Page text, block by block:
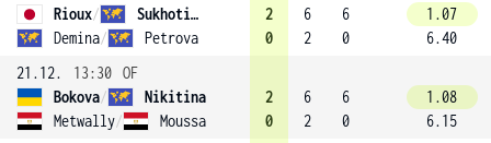
Rioux/
Sukhotina (3)
Demina/ Petrova
2
0
6
2
6
0
1.07
6.40
21.12.
13:30 OF
Bokova/
Nikitina
Metwally/ Moussa
2
0
6
2
6
0
1.08
6.15